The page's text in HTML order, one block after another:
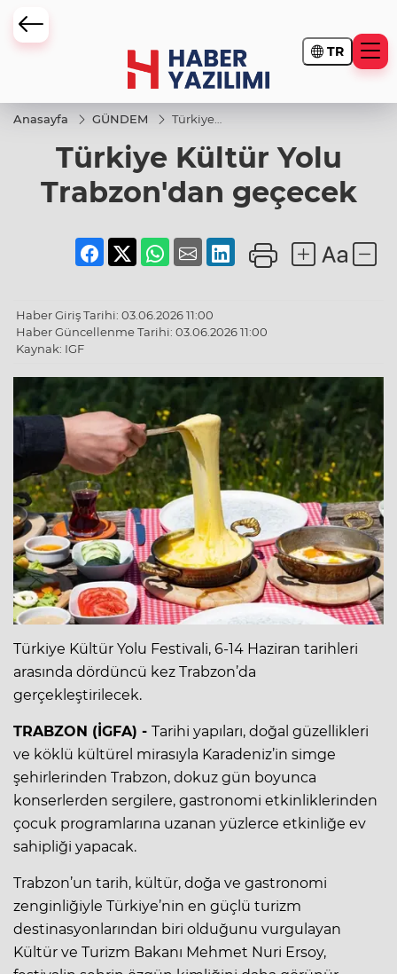
TR
Anasayfa GÜNDEM
Türkiye
Trabzon'dan
geçecek
Türkiye Kültür Yolu
Trabzon'dan geçecek
Haber Giriş Tarihi: 03.06.2026 11:00
Haber Güncellenme Tarihi: 03.06.2026 11:00
Kaynak: IGF
Türkiye Kültür Yolu Festivali, 6-14 Haziran tarihleri
arasında dördüncü kez Trabzon’da
gerçekleştirilecek.
TRABZON (İGFA) - Tarihi yapıları, doğal güzellikleri
ve köklü kültürel mirasıyla Karadeniz’in simge
şehirlerinden Trabzon, dokuz gün boyunca
konserlerden sergilere, gastronomi etkinliklerinden
çocuk programlarına uzanan yüzlerce etkinliğe ev
sahipliği yapacak.
Trabzon’un tarih, kültür, doğa ve gastronomi
zenginliğiyle Türkiye’nin en güçlü turizm
destinasyonlarından biri olduğunu vurgulayan
Kültür ve Turizm Bakanı Mehmet Nuri Ersoy,